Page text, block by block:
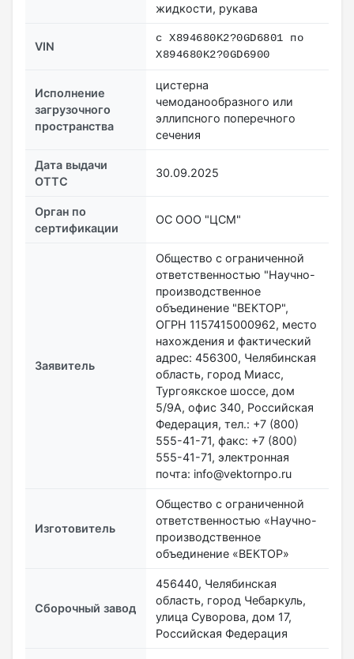
жидкости, рукава
VIN
с X894680K2?0GD6801 по
X894680K2?0GD6900
Исполнение
загрузочного
пространства
цистерна
чемоданообразного или
эллипсного поперечного
сечения
Дата выдачи
ОТТС
30.09.2025
Орган по
сертификации
ОС ООО "ЦСМ"
Заявитель
Общество с ограниченной
ответственностью "Научно-
производственное
объединение "ВЕКТОР",
ОГРН 1157415000962, место
нахождения и фактический
адрес: 456300, Челябинская
область, город Миасс,
Тургоякское шоссе, дом
5/9А, офис 340, Российская
Федерация, тел.: +7 (800)
555-41-71, факс: +7 (800)
555-41-71, электронная
почта: info@vektornpo.ru
Изготовитель
Общество с ограниченной
ответственностью «Научно-
производственное
объединение «ВЕКТОР»
Сборочный завод
456440, Челябинская
область, город Чебаркуль,
улица Суворова, дом 17,
Российская Федерация